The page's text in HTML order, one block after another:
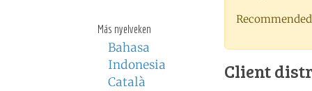
Más nyelveken
Bahasa
Indonesia
Català
Client